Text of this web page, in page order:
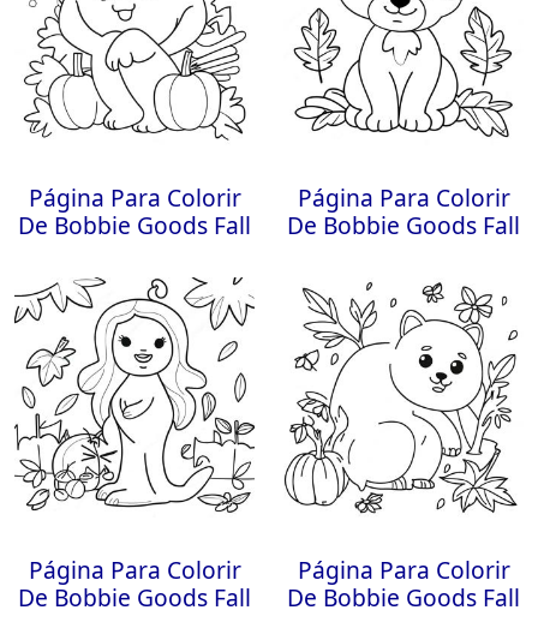
Página Para Colorir
De Bobbie Goods Fall
Página Para Colorir
De Bobbie Goods Fall
Página Para Colorir
De Bobbie Goods Fall
Página Para Colorir
De Bobbie Goods Fall